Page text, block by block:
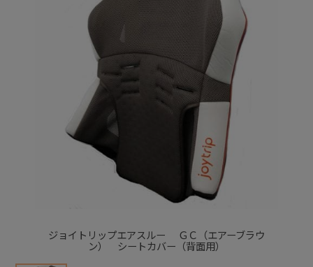
ジョイトリップエアスルー ＧＣ（エアーブラウ
ン） シートカバー（背面用）